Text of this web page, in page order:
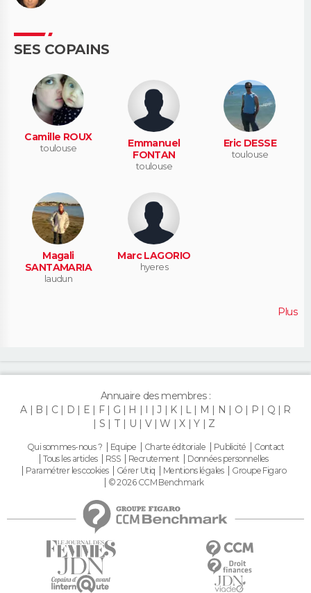
SES COPAINS
Camille ROUX
toulouse
Emmanuel
FONTAN
toulouse
Eric DESSE
toulouse
Magali
SANTAMARIA
laudun
Marc LAGORIO
hyeres
Plus
Annuaire des membres :
A
B C D E F G H I J K L M N O P Q
R
S
T U V W X Y Z
Qui sommes-nous ? Equipe Charte éditoriale Publicité
Contact
Tous les articles
RSS Recrutement
Données personnelles
Paramétrer les cookies
Gérer Utiq Mentions légales
Groupe Figaro
© 2026 CCM Benchmark